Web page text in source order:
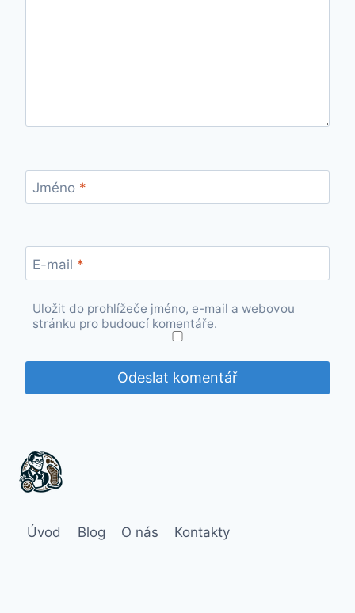
Jméno *
E-mail *
Uložit do prohlížeče jméno, e-mail a webovou
stránku pro budoucí komentáře.
Úvod Blog O nás Kontakty